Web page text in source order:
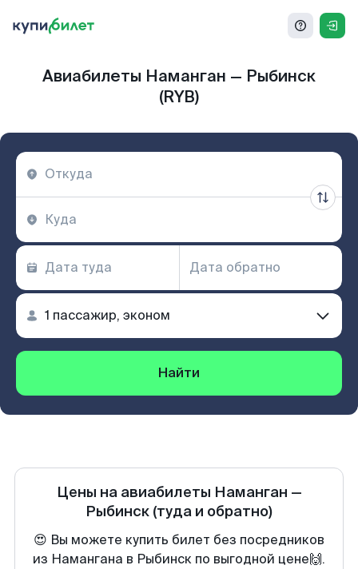
Авиабилеты Наманган — Рыбинск
(RYB)
Найти
Цены на авиабилеты Наманган —
Рыбинск (туда и обратно)
😍 Вы можете купить билет без посредников
из Намангана в Рыбинск по выгодной цене🙌.